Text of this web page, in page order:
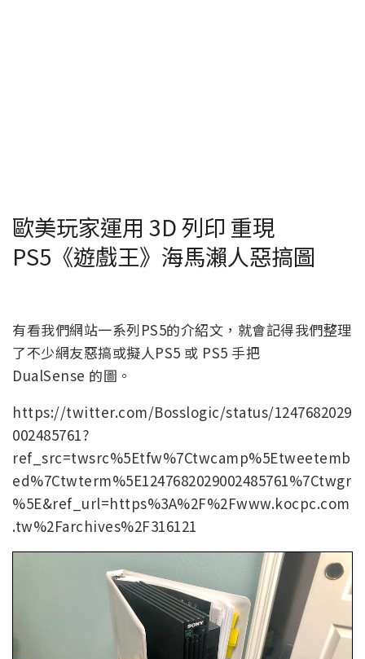
歐美玩家運用 3D 列印 重現
PS5《遊戲王》海馬瀨人惡搞圖
有看我們網站一系列PS5的介紹文，就會記得我們整理
了不少網友惡搞或擬人PS5 或 PS5 手把
DualSense 的圖。
https://twitter.com/Bosslogic/status/1247682029
002485761?
ref_src=twsrc%5Etfw%7Ctwcamp%5Etweetemb
ed%7Ctwterm%5E1247682029002485761%7Ctwgr
%5E&ref_url=https%3A%2F%2Fwww.kocpc.com
.tw%2Farchives%2F316121